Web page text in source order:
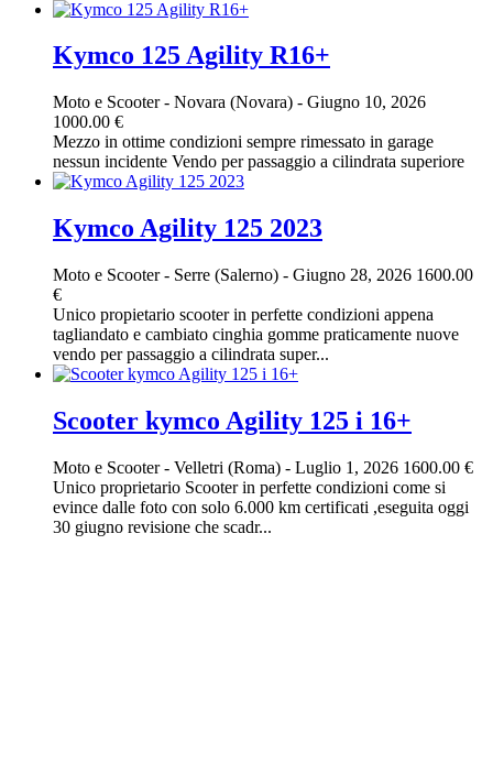
Kymco 125 Agility R16+
Moto e Scooter- Novara (Novara) - Giugno 10, 2026
1000.00 €
Mezzo in ottime condizioni sempre rimessato in garage
nessun incidente Vendo per passaggio a cilindrata superiore
Kymco Agility 125 2023
Moto e Scooter- Serre (Salerno) - Giugno 28, 2026 1600.00
€
Unico propietario scooter in perfette condizioni appena
tagliandato e cambiato cinghia gomme praticamente nuove
vendo per passaggio a cilindrata super...
Scooter kymco Agility 125 i 16+
Moto e Scooter- Velletri (Roma) - Luglio 1, 2026 1600.00 €
Unico proprietario Scooter in perfette condizioni come si
evince dalle foto con solo 6.000 km certificati ,eseguita oggi
30 giugno revisione che scadr...